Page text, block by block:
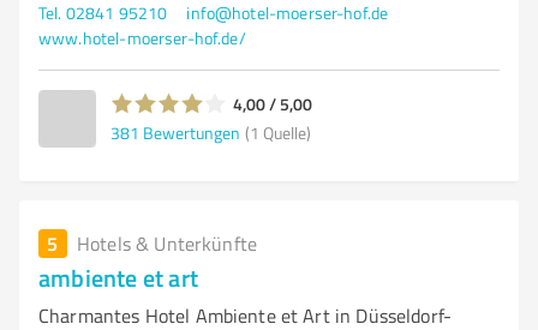
Tel. 02841 95210
info@hotel-moerser-hof.de
www.hotel-moerser-hof.de/
4,00 / 5,00
381 Bewertungen (1 Quelle)
5 Hotels & Unterkünfte
ambiente et art
Charmantes Hotel Ambiente et Art in Düsseldorf-